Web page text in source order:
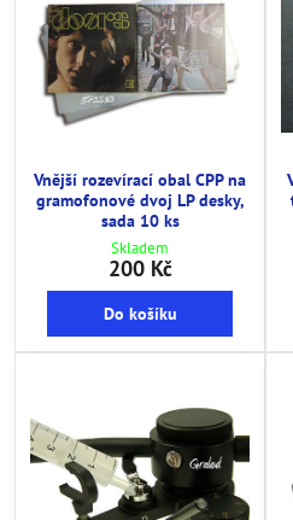
Vnější rozevírací obal CPP na
gramofonové dvoj LP desky,
sada 10 ks
Skladem
200 Kč
Do košíku